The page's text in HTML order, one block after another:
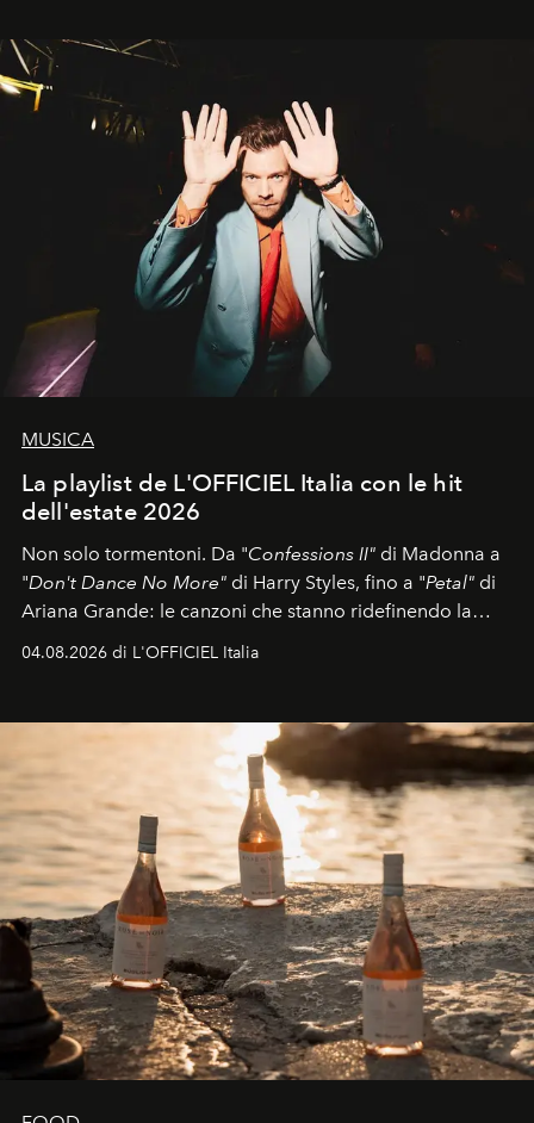
MUSICA
La playlist de L'OFFICIEL Italia con le hit
dell'estate 2026
Non solo tormentoni. Da "Confessions II" di Madonna a
"Don't Dance No More" di Harry Styles, fino a "Petal" di
Ariana Grande: le canzoni che stanno ridefinendo la
04.08.2026 di L'OFFICIEL Italia